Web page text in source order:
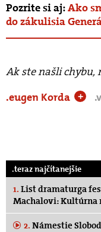
Pozrite si aj:Ako
do zákulisia
Ak ste našli chybu,
.eugen Korda
+
.teraz najčítanejšie
1. List dramaturga
Machalovi: Kultúrna
2. Námestie